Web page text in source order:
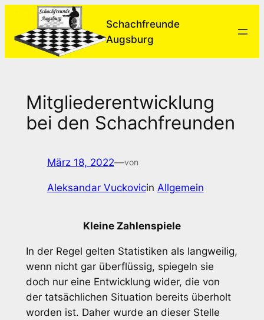
springen
Schachfreunde
Augsburg
Mitgliederentwicklung
bei den Schachfreunden
März 18, 2022—von
Aleksandar Vuckovicin Allgemein
Kleine Zahlenspiele
In der Regel gelten Statistiken als langweilig,
wenn nicht gar überflüssig, spiegeln sie
doch nur eine Entwicklung wider, die von
der tatsächlichen Situation bereits überholt
worden ist. Daher wurde an dieser Stelle